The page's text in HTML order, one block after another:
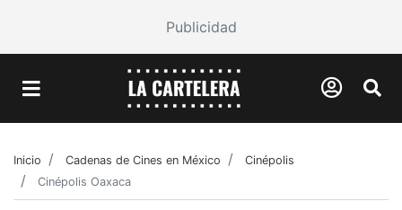
Publicidad
Inicio Cadenas de Cines en México
Cinépolis
Cinépolis Oaxaca